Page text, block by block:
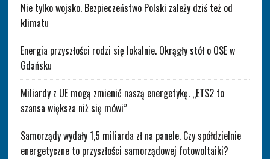
Nie tylko wojsko. Bezpieczeństwo Polski zależy dziś też od
klimatu
Energia przyszłości rodzi się lokalnie. Okrągły stół o OSE w
Gdańsku
Miliardy z UE mogą zmienić naszą energetykę. „ETS2 to
szansa większa niż się mówi”
Samorządy wydały 1,5 miliarda zł na panele. Czy spółdzielnie
energetyczne to przyszłości samorządowej fotowoltaiki?